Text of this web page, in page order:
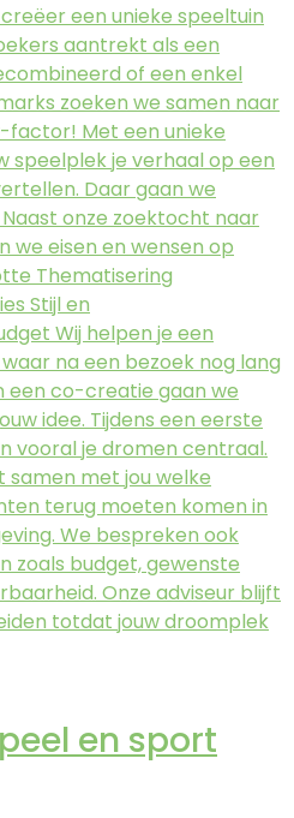
een unieke speeltuin
aantrekt als een
of een enkel
zoeken we samen naar
Met een unieke
speelplek je verhaal op een
Daar gaan we
onze zoektocht naar
eisen en wensen op
Thematisering
Stijl en
Wij helpen je een
na een bezoek nog lang
een co-creatie gaan we
idee. Tijdens een eerste
vooral je dromen centraal.
samen met jou welke
terug moeten komen in
We bespreken ook
zoals budget, gewenste
Onze adviseur blijft
totdat jouw droomplek
en sport